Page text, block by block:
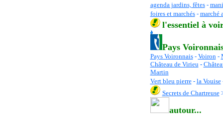
agenda jardins, fêtes -
foires et marchés- marché
l'essentiel à
Pays
Pays Voironnais- Voiron-
Château de Virieu-
Martin
Vert bleu pierre- la Vouise
Secrets de Chartreuse
autour...